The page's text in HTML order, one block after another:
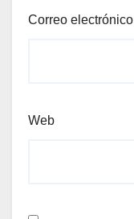
Correo electrónico
Web